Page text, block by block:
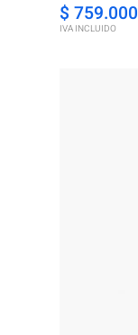
$ 759.000
IVA INCLUIDO